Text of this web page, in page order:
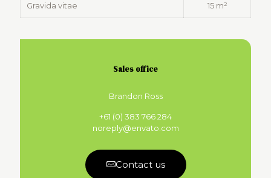
Gravida vitae 15 m²
Sales office
Brandon Ross
+61 (0) 383 766 284
noreply@envato.com
Contact us